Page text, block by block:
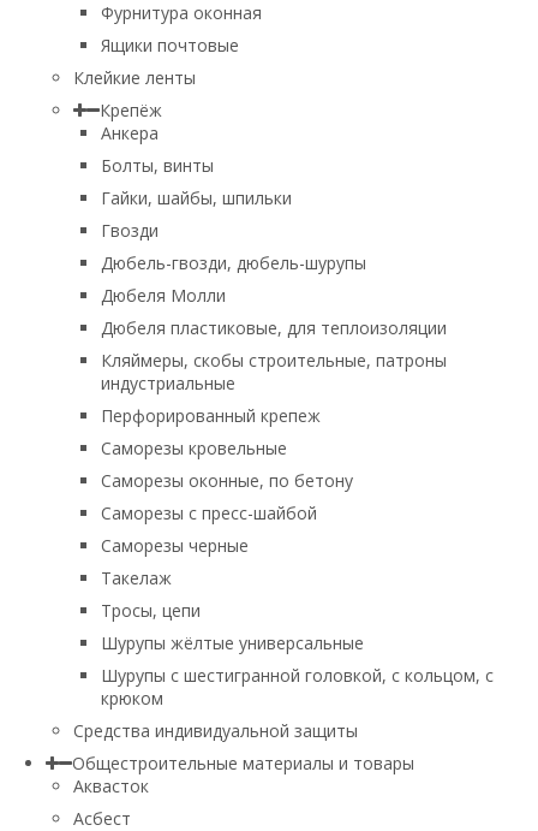
Фурнитура оконная
Ящики почтовые
Клейкие ленты
Крепёж
Анкера
Болты, винты
Гайки, шайбы, шпильки
Гвозди
Дюбель-гвозди, дюбель-шурупы
Дюбеля Молли
Дюбеля пластиковые, для теплоизоляции
Кляймеры, скобы строительные, патроны
индустриальные
Перфорированный крепеж
Саморезы кровельные
Саморезы оконные, по бетону
Саморезы с пресс-шайбой
Саморезы черные
Такелаж
Тросы, цепи
Шурупы жёлтые универсальные
Шурупы с шестигранной головкой, с кольцом, с
крюком
Средства индивидуальной защиты
Общестроительные материалы и товары
Аквасток
Асбест